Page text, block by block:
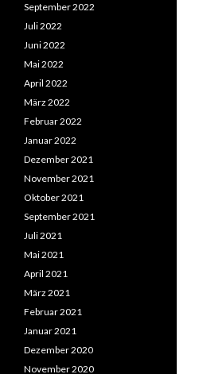
September 2022
Juli 2022
Juni 2022
Mai 2022
April 2022
März 2022
Februar 2022
Januar 2022
Dezember 2021
November 2021
Oktober 2021
September 2021
Juli 2021
Mai 2021
April 2021
März 2021
Februar 2021
Januar 2021
Dezember 2020
November 2020